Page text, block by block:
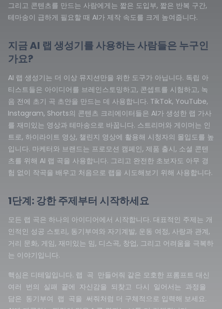
그리고 콘텐츠를 만드는 사람에게는 짧은 도입부, 짧은 반복 구간,
테마송이 급하게 필요할 때 AI가 제작 속도를 크게 높여줍니다.
지금 AI 랩 생성기를 사용하는 사람들은 누구인
가요?
AI 랩 생성기는 더 이상 뮤지션만을 위한 도구가 아닙니다. 독립 아
티스트들은 아이디어를 브레인스토밍하고, 콘셉트를 시험하고, 녹
음 전에 초기 곡 초안을 만드는 데 사용합니다. TikTok, YouTube,
Instagram, Shorts의 콘텐츠 크리에이터들은 AI가 생성한 랩 가사
를 재미있는 영상과 테마송으로 바꿉니다. 스트리머와 게이머는 인
트로, 하이라이트 영상, 챌린지 영상에 활용해 시청자의 몰입도를 높
입니다. 마케터와 브랜드는 프로모션 캠페인, 제품 출시, 소셜 콘텐
츠를 위해 AI 랩 곡을 사용합니다. 그리고 완전한 초보자도 아무 경
험 없이 작곡을 배우고 처음으로 랩을 시도해보기 위해 사용합니다.
1단계: 강한 주제부터 시작하세요
모든 랩 곡은 하나의 아이디어에서 시작합니다. 대표적인 주제는 개
인적인 성공 스토리, 동기부여와 자기계발, 운동 여정, 사랑과 관계,
거리 문화, 게임, 재미있는 밈, 디스곡, 창업, 그리고 어려움을 극복하
는 이야기입니다.
핵심은 디테일입니다. 랩 곡 만들어줘 같은 모호한 프롬프트 대신
여러 번의 실패 끝에 자신감을 되찾고 다시 일어서는 과정을
담은 동기부여 랩 곡을 써줘 처럼 더 구체적으로 입력해 보세요.